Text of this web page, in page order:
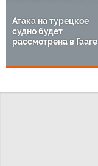
Атака на турецкое
судно будет
рассмотрена в Гааге